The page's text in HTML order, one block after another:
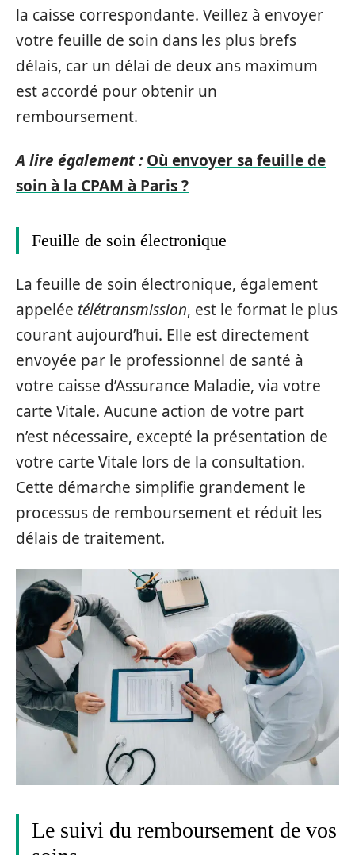
la caisse correspondante. Veillez à envoyer
votre feuille de soin dans les plus brefs
délais, car un délai de deux ans maximum
est accordé pour obtenir un
remboursement.
A lire également : Où envoyer sa feuille de
soin à la CPAM à Paris ?
Feuille de soin électronique
La feuille de soin électronique, également
appelée télétransmission, est le format le plus
courant aujourd’hui. Elle est directement
envoyée par le professionnel de santé à
votre caisse d’Assurance Maladie, via votre
carte Vitale. Aucune action de votre part
n’est nécessaire, excepté la présentation de
votre carte Vitale lors de la consultation.
Cette démarche simplifie grandement le
processus de remboursement et réduit les
délais de traitement.
Le suivi du remboursement de vos